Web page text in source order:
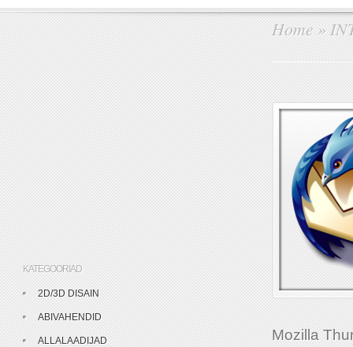
Home »
Mozilla
KATEGOORIAD
2D/3D DISAIN
ABIVAHENDID
ALLALAADIJAD